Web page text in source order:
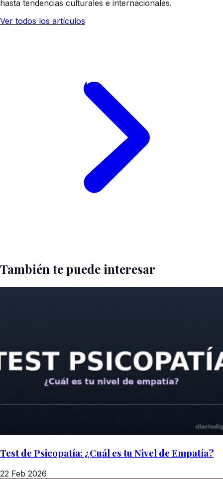
hasta tendencias culturales e internacionales.
Ver todos los artículos
También te puede interesar
Test de Psicopatía: ¿Cuál es tu Nivel de Empatía?
22 Feb 2026